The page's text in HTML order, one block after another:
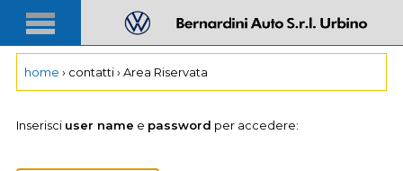
home › contatti › Area Riservata
Inserisci user name e password per accedere: